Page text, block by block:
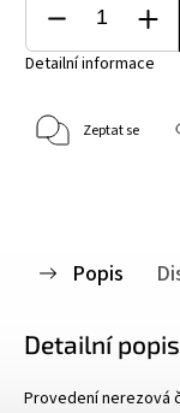
Detailní informace
Zeptat se
Popis
Detailní
Provedení nerezová